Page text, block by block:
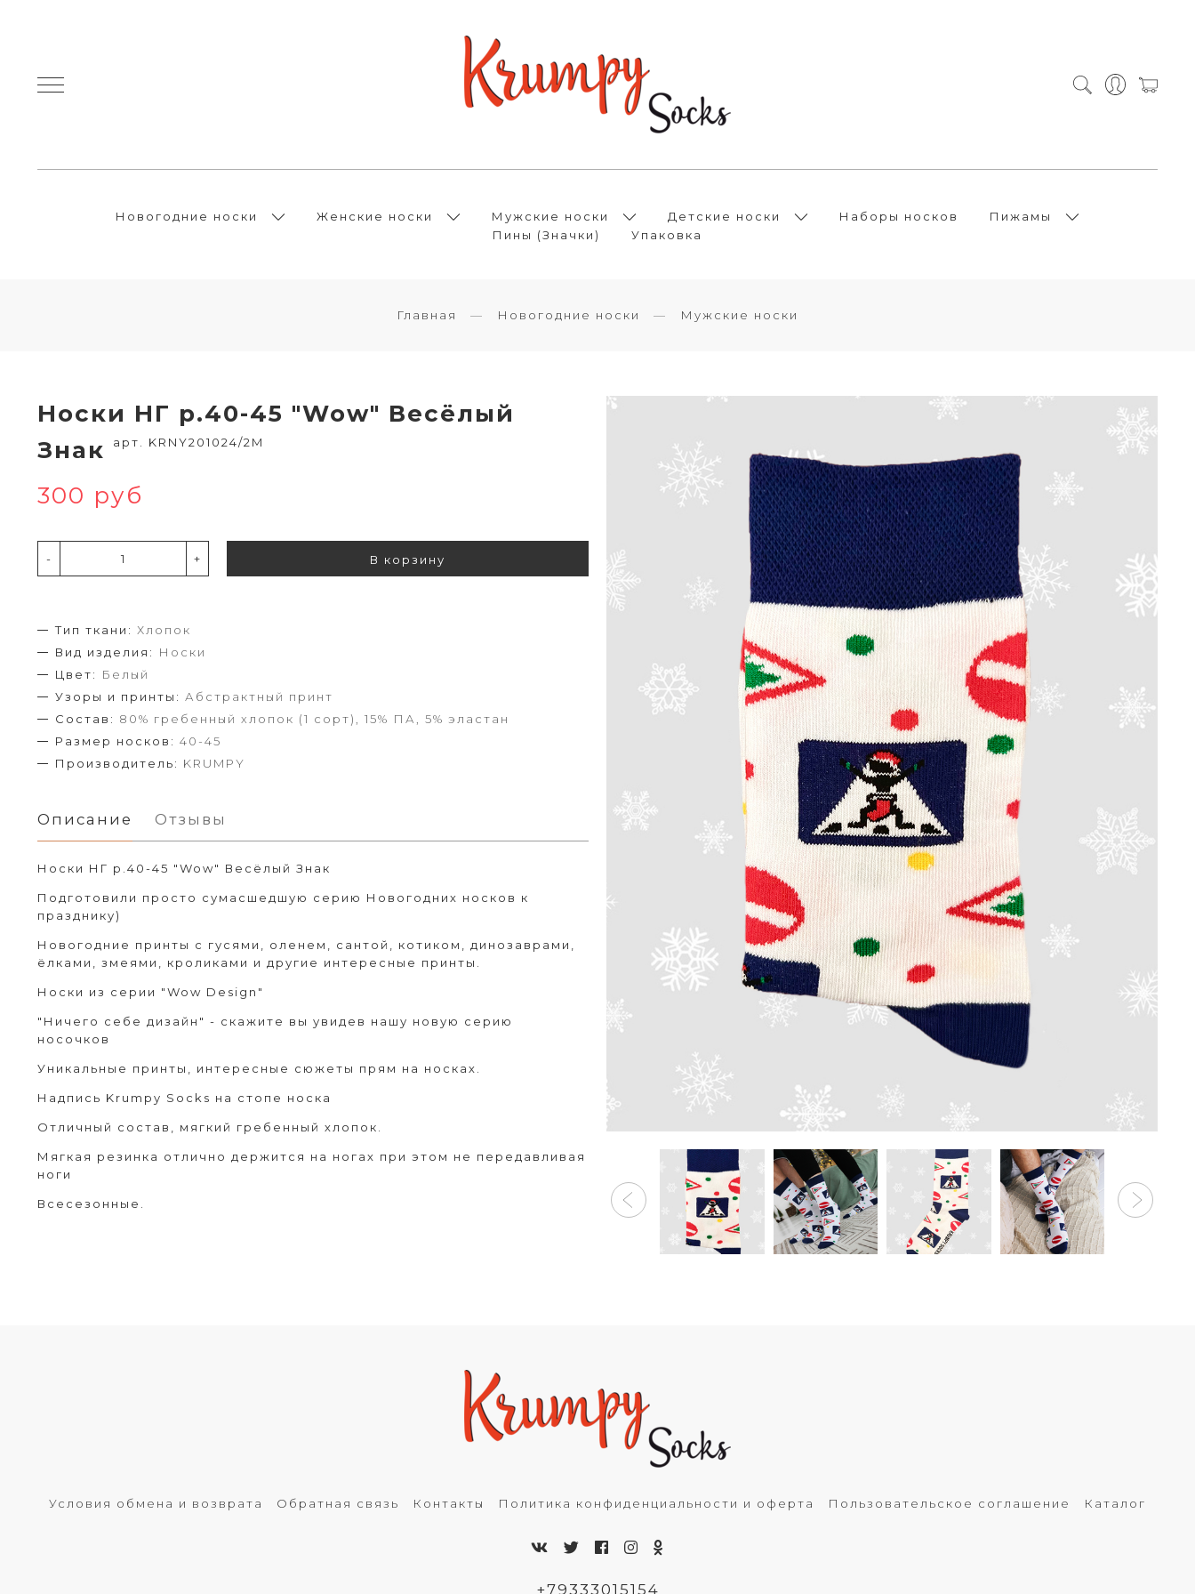
Новогодние носки Женские носки Мужские носки Детские носки Наборы носков
Пижамы
Пины (Значки)
Упаковка
Главная Новогодние носки Мужские носки
Носки НГ р.40-45 "Wow" Весёлый
Знак
арт. KRNY201024/2M
300 руб
- + В корзину
Тип ткани: Хлопок
Вид изделия:
Носки
Цвет:
Белый
Узоры и принты: Абстрактный принт
Состав: 80% гребенный хлопок (1 сорт), 15% ПА, 5% эластан
Размер носков: 40-45
Производитель: KRUMPY
Описание Отзывы
Носки НГ р.40-45 "Wow" Весёлый Знак
Подготовили просто сумасшедшую серию Новогодних носков к
празднику)
Новогодние принты с гусями, оленем, сантой, котиком, динозаврами,
ёлками, змеями, кроликами и другие интересные принты.
Носки из серии "Wow Design"
"Ничего себе дизайн" - скажите вы увидев нашу новую серию
носочков
Уникальные принты, интересные сюжеты прям на носках.
Надпись Krumpy Socks на стопе носка
Отличный состав, мягкий гребенный хлопок.
Мягкая резинка отлично держится на ногах при этом не передавливая
ноги
Всесезонные.
Условия обмена и возврата Обратная связь Контакты Политика конфиденциальности и оферта Пользовательское соглашение Каталог
+79333015154